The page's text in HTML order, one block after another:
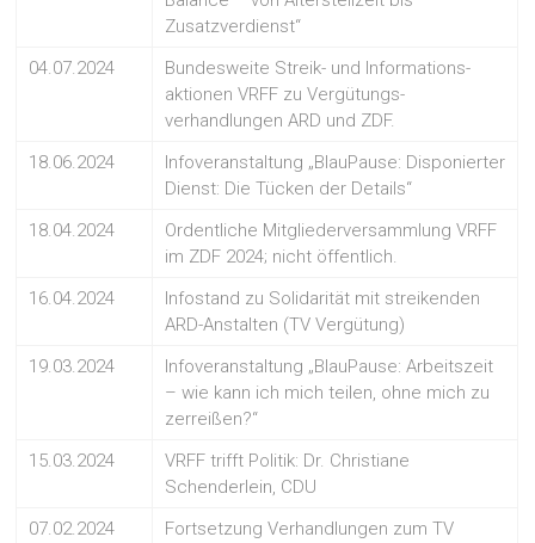
Zusatzverdienst“
04.07.2024
Bundesweite Streik- und Informations-
aktionen VRFF zu Vergütungs-
verhandlungen ARD und ZDF.
18.06.2024
Infoveranstaltung „BlauPause: Disponierter
Dienst: Die Tücken der Details“
18.04.2024
Ordentliche Mitgliederversammlung VRFF
im ZDF 2024; nicht öffentlich.
16.04.2024
Infostand zu Solidarität mit streikenden
ARD-Anstalten (TV Vergütung)
19.03.2024
Infoveranstaltung „BlauPause: Arbeitszeit
– wie kann ich mich teilen, ohne mich zu
zerreißen?“
15.03.2024
VRFF trifft Politik: Dr. Christiane
Schenderlein, CDU
07.02.2024
Fortsetzung Verhandlungen zum TV